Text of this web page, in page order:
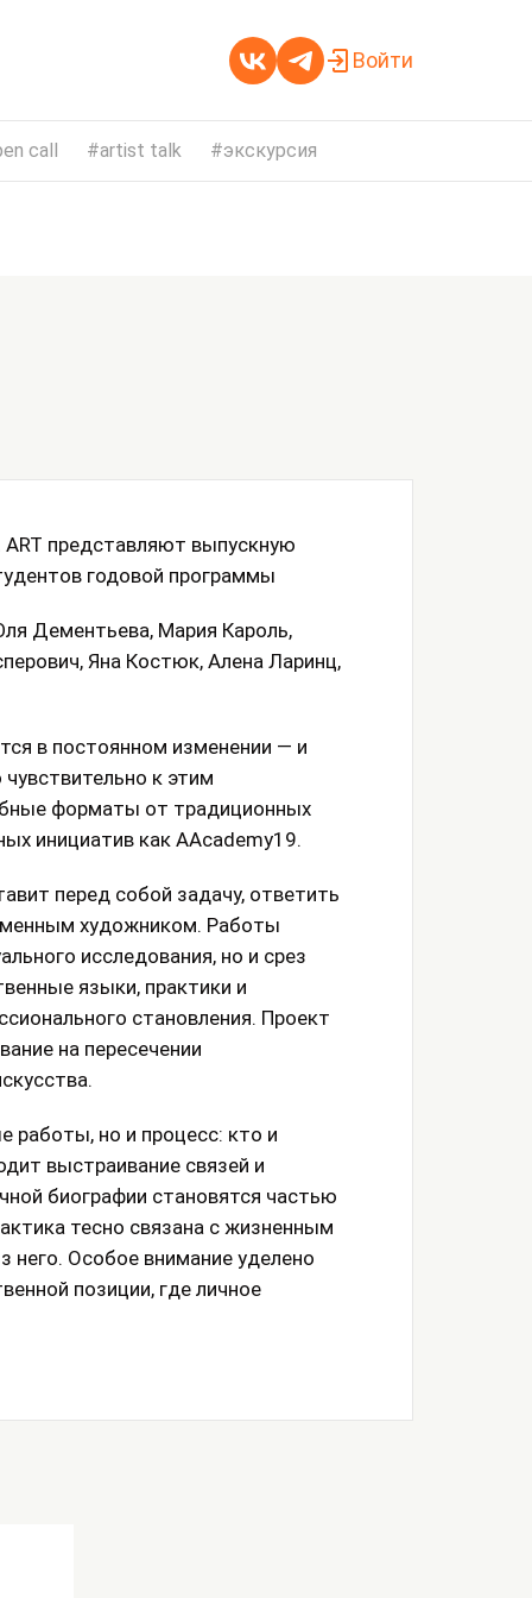
Войти
call artist talk экскурсия
представляют выпускную
годовой программы
Дементьева, Мария Кароль,
Яна Костюк, Алена Ларинц,
в постоянном изменении — и
к этим
форматы от традиционных
инициатив как AAcademy19.
перед собой задачу, ответить
художником. Работы
исследования, но и срез
языки, практики и
становления. Проект
на пересечении
работы, но и процесс: кто и
выстраивание связей и
биографии становятся частью
тесно связана с жизненным
Особое внимание уделено
позиции, где личное